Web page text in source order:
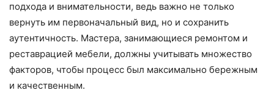
подхода и внимательности, ведь важно не только
вернуть им первоначальный вид, но и сохранить
аутентичность. Мастера, занимающиеся ремонтом и
реставрацией мебели, должны учитывать множество
факторов, чтобы процесс был максимально бережным
и качественным.